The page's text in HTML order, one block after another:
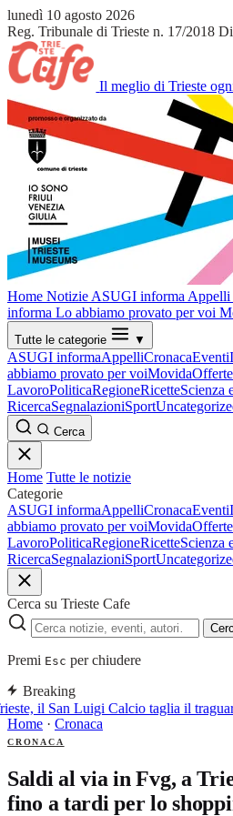
lunedì 10 agosto 2026
Reg. Tribunale di Trieste n. 17/2018
Il meglio di Trieste
Home Notizie ASUGI informa Appelli
informa Lo abbiamo provato per voi
Tutte le categorie ▼
ASUGI informaAppelliCronacaEventi
abbiamo provato per voiMovida
LavoroPoliticaRegioneRicetteScienza
RicercaSegnalazioniSport
Cerca
Home Tutte le notizie
Categorie
ASUGI informaAppelliCronacaEventi
abbiamo provato per voiMovida
LavoroPoliticaRegioneRicetteScienza
RicercaSegnalazioniSport
Cerca su Trieste Cafe
Premi Esc per chiudere
Breaking
il San Luigi Calcio taglia il
Home · Cronaca
CRONACA
Saldi al via in Fvg, a
fino a tardi per lo